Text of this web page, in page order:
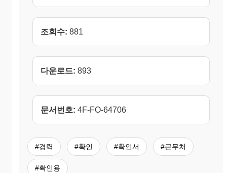
조회수: 881
다운로드: 893
문서번호: 4F-FO-64706
#경력 #확인 #확인서 #근무처
#확인용